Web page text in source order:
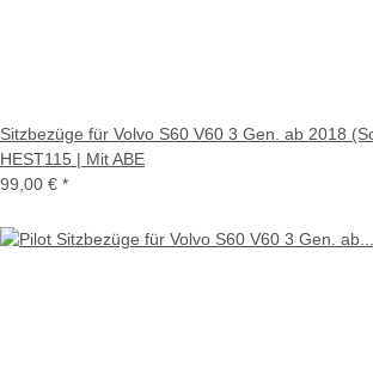
Sitzbezüge für Volvo S60 V60 3 Gen. ab 2018
HEST115 | Mit ABE
99,00 € *